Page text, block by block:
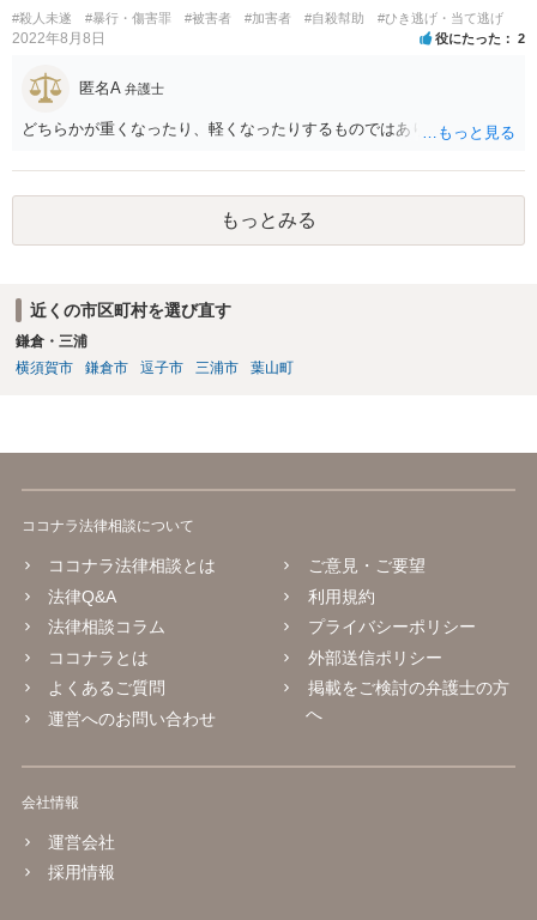
えるしかないように思います。
#殺人未遂 #暴行・傷害罪 #被害者 #加害者 #自殺幇助 #ひき逃げ・当て逃げ
2022年8月8日 役にたった 2
匿名A 弁護士
どちらかが重くなったり、軽くなったりするものではありません。
もっとみる
近くの市区町村を選び直す
鎌倉・三浦
横須賀市
鎌倉市 逗子市 三浦市 葉山町
ココナラ法律相談について
ココナラ法律相談とは
法律Q&A
法律相談コラム
ココナラとは
よくあるご質問
運営へのお問い合わせ
ご意見・ご要望
利用規約
プライバシーポリシー
外部送信ポリシー
掲載をご検討の弁護士の方
へ
会社情報
運営会社
採用情報